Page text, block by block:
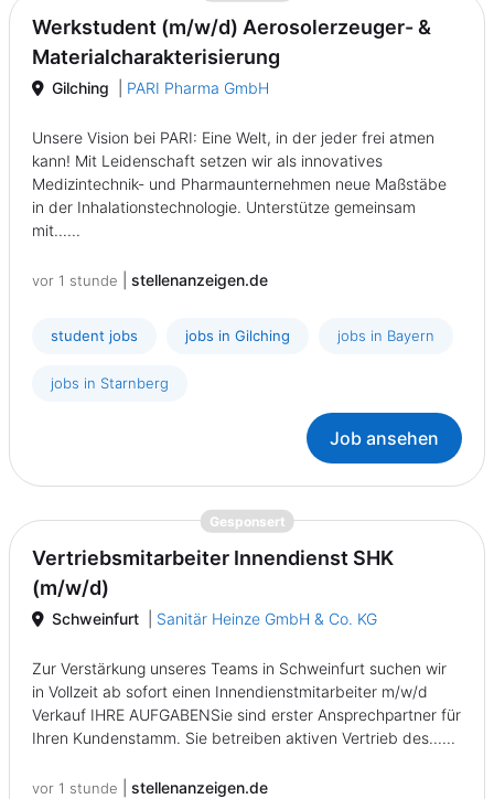
Werkstudent (m/w/d) Aerosolerzeuger- &
Materialcharakterisierung
Gilching PARI Pharma GmbH
Unsere Vision bei PARI: Eine Welt, in der jeder frei atmen
kann! Mit Leidenschaft setzen wir als innovatives
Medizintechnik- und Pharmaunternehmen neue Maßstäbe
in der Inhalationstechnologie. Unterstütze gemeinsam
mit......
vor 1 stunde stellenanzeigen.de
student jobs jobs in Gilching jobs in Bayern
jobs in Starnberg
Job ansehen
Gesponsert{prompt.job}
Vertriebsmitarbeiter Innendienst SHK
(m/w/d)
Schweinfurt Sanitär Heinze GmbH & Co. KG
Zur Verstärkung unseres Teams in Schweinfurt suchen wir
in Vollzeit ab sofort einen Innendienstmitarbeiter m/w/d
Verkauf IHRE AUFGABENSie sind erster Ansprechpartner für
Ihren Kundenstamm. Sie betreiben aktiven Vertrieb des......
vor 1 stunde stellenanzeigen.de